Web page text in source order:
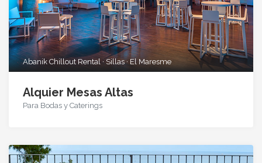
Abanik Chillout Rental · Sillas · El Maresme
Alquier Mesas Altas
Para Bodas y Caterings